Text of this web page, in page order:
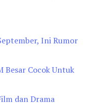
Ini Rumor
Besar Cocok Untuk
dan Drama